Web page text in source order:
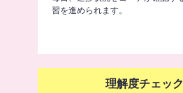
習を進められます。
理解度チェッ